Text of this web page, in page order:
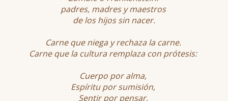
padres, madres y maestros
de los hijos sin nacer.
Carne que niega y rechaza la carne.
Carne que la cultura remplaza con prótesis:
Cuerpo por alma,
Espíritu por sumisión,
Sentir por pensar,